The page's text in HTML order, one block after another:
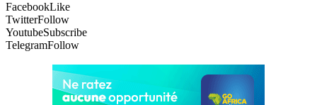
FacebookLike
TwitterFollow
YoutubeSubscribe
TelegramFollow